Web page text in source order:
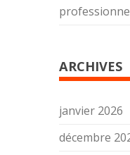
ARCHIVES
janvier 2026
décembre